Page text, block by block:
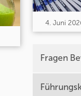
4. Juni
Fragen